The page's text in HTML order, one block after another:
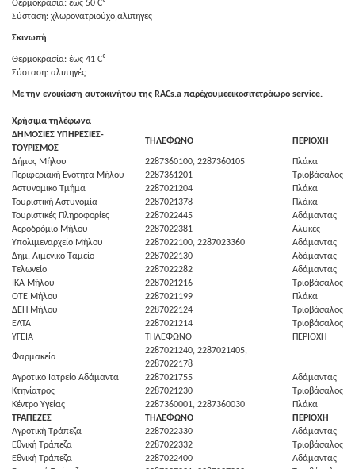
Θερμοκρασία: έως 50 C⁰
Σύσταση: χλωρονατριούχο,αλιπηγές
Σκινωπή
Θερμοκρασία: έως 41 C⁰
Σύσταση: αλιπηγές
Με την ενοικίαση αυτοκινήτου της RACs.a παρέχουμεεικοσιτετράωρο service.
Χρήσιμα τηλέφωνα
ΔΗΜΟΣΙΕΣ ΥΠΗΡΕΣΙΕΣ-
ΤΟΥΡΙΣΜΟΣ
ΤΗΛΕΦΩΝΟ ΠΕΡΙΟΧΗ
Δήμος Μήλου 2287360100, 2287360105
Πλάκα
Περιφεριακή Ενότητα Μήλου
2287361201
Τριοβάσαλος
Αστυνομικό Τμήμα
2287021204
Πλάκα
Τουριστική Αστυνομία
2287021378
Πλάκα
Τουριστικές Πληροφορίες
2287022445
Αδάμαντας
Αεροδρόμιο Μήλου
2287022381
Αλυκές
Υπολιμεναρχείο Μήλου
2287022100, 2287023360
Αδάμαντας
Δημ. Λιμενικό Ταμείο
2287022130
Αδάμαντας
Τελωνείο
2287022282
Αδάμαντας
ΙΚΑ Μήλου
2287021216
Τριοβάσαλος
ΟΤΕ Μήλου
2287021199
Πλάκα
ΔΕΗ Μήλου
2287022124
Τριοβάσαλος
ΕΛΤΑ
2287021214
Τριοβάσαλος
ΥΓΕΙΑ
ΤΗΛΕΦΩΝΟ ΠΕΡΙΟΧΗ
Φαρμακεία
2287021240, 2287021405,
2287022178
Αγροτικό Ιατρείο Αδάμαντα
2287021755
Αδάμαντας
Κτηνίατρος
2287021230
Τριοβάσαλος
Κέντρο Υγείας
2287360001, 2287360030
Πλάκα
ΤΡΑΠΕΖΕΣ
ΤΗΛΕΦΩΝΟ
ΠΕΡΙΟΧΗ
Αγροτική Τράπεζα
2287022330
Αδάμαντας
Εθνική Τράπεζα
2287022332
Τριοβάσαλος
Εθνική Τράπεζα
2287022400
Αδάμαντας